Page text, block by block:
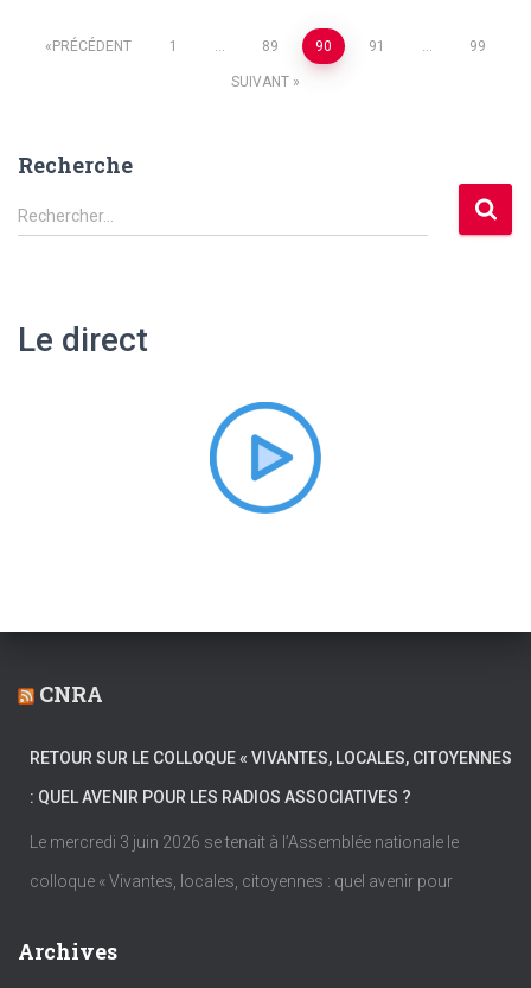
Pagination
publications
PRÉCÉDENT 1 89 90 91 99
SUIVANT
Recherche
R
e
Rechercher…
Le direct
CNRA
RETOUR SUR LE COLLOQUE « VIVANTES, LOCALES, CITOYENNES
: QUEL AVENIR POUR LES RADIOS ASSOCIATIVES ?
Le mercredi 3 juin 2026 se tenait à l’Assemblée nationale le
colloque « Vivantes, locales, citoyennes : quel avenir pour
Archives